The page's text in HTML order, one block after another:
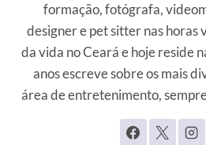
formação, fotógrafa,
designer e pet sitter nas horas
da vida no Ceará e hoje reside
anos escreve sobre os mais
área de entretenimento,